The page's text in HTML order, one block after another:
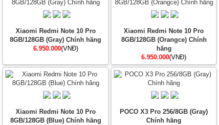
Xiaomi Redmi Note 10 Pro
8GB/128GB (Gray) Chính hãng
6.950.000(VNĐ)
Xiaomi Redmi Note 10 Pro
8GB/128GB (Orangce) Chính
hãng
6.950.000(VNĐ)
Xiaomi Redmi Note 10 Pro
8GB/128GB (Blue) Chính hãng
POCO X3 Pro 256/8GB (Gray)
Chính hãng